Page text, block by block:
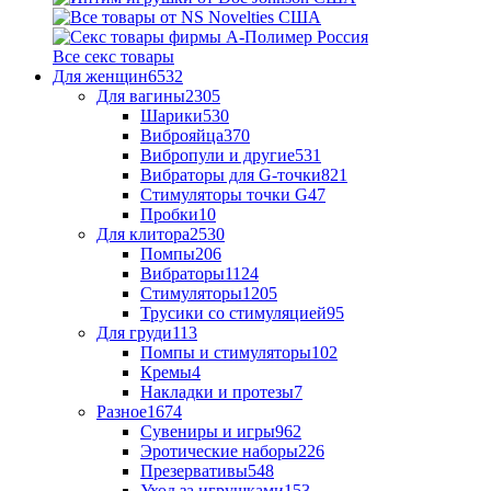
Все секс товары
Для женщин6532
Для вагины2305
Шарики530
Виброяйца370
Вибропули и другие531
Вибраторы для G-точки821
Стимуляторы точки G47
Пробки10
Для клитора2530
Помпы206
Вибраторы1124
Стимуляторы1205
Трусики со стимуляцией95
Для груди113
Помпы и стимуляторы102
Кремы4
Накладки и протезы7
Разное1674
Сувениры и игры962
Эротические наборы226
Презервативы548